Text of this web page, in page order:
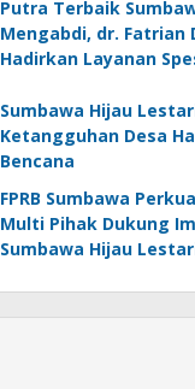
Putra Terbaik
Mengabdi, dr. Fatrian
Hadirkan Layanan
Sumbawa Hijau
Ketangguhan Desa
Bencana
FPRB Sumbawa
Multi Pihak Dukung
Sumbawa Hijau